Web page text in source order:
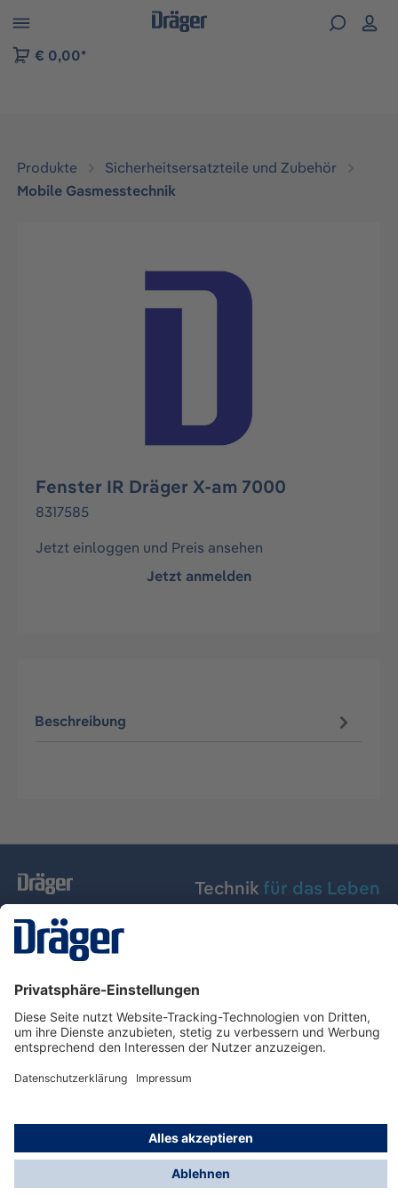
der B2B-Plattform springen
€ 0,00*
Produkte
Sicherheitsersatzteile und Zubehör
Mobile Gasmesstechnik
Bildergalerie überspringen
Fenster IR Dräger X-am 7000
8317585
Jetzt einloggen und Preis ansehen
Jetzt anmelden
Beschreibung
Technik für das Leben
Dräger Austria GmbH
Über Dräger
Informationen
© Dräger Austria GmbH, 2024
* Alle Preise exkl. gesetzl. Mehrwertsteuer zzgl.
Versandkosten und ggf. Nachnahmegebühren, wenn